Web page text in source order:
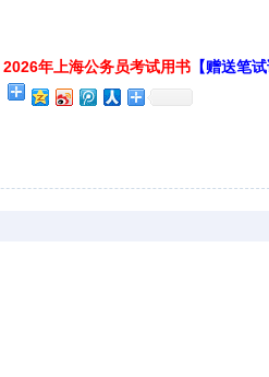
年上海公务员考试用书 【赠送笔